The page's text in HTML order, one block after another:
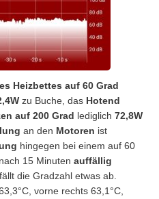
Heizbettes auf 60 Grad
zu Buche, das Hotend
auf 200 Grad lediglich 72,8W
an den Motoren ist
hingegen bei einem auf 60
nach 15 Minuten auffällig
die Gradzahl etwas ab.
vorne rechts 63,1°C,